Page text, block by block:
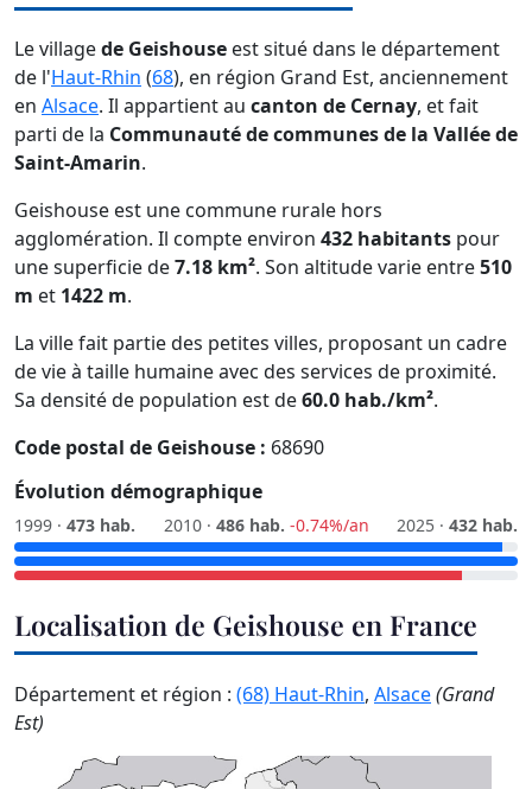
Le villagede Geishouse est situé dans le département
de l'Haut-Rhin (68), en région Grand Est, anciennement
en Alsace. Il appartient au canton de Cernay, et fait
parti de la Communauté de communes de la Vallée de
Saint-Amarin.
Geishouse est une commune rurale hors
agglomération. Il compte environ 432 habitants pour
une superficie de7.18 km². Son altitude varie entre510
m et 1422 m.
La ville fait partie des petites villes, proposant un cadre
de vie à taille humaine avec des services de proximité.
Sa densité de population est de60.0 hab./km².
Code postal de Geishouse : 68690
Évolution démographique
1999 · 473 hab. 2010 · 486 hab. -0.74%/an 2025 · 432 hab.
Localisation de Geishouse en France
Département et région : (68) Haut-Rhin, Alsace(Grand
Est)